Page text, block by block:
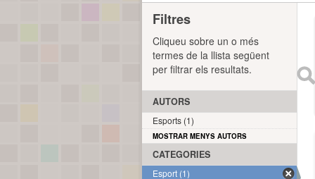
Filtres
Cliqueu sobre un o més
termes de la llista següent
per filtrar els resultats.
AUTORS
Esports (1)
MOSTRAR MENYS AUTORS
CATEGORIES
Esport (1)